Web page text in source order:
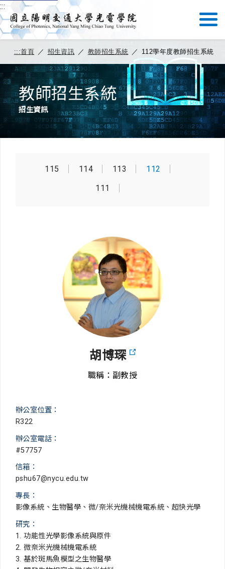
:::
:::首頁 ／ 招生資訊 ／ 教師招生系統 ／ 112學年度教師招生系統
教師招生系統
招生資訊
115 114 113
112
111
胡博琛
職稱：副教授
辦公室位置：
R322
辦公室電話：
#57757
信箱：
pshu67@nycu.edu.tw
專長：
影像系統、生物醫學、微/奈米光機械機電系統、超快光學
研究：
1. 功能性光學影像系統與原件
2. 微奈米光機械機電系統
3. 基於斑馬魚模型之生物醫學